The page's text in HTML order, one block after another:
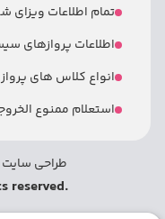
تمام اطلاعات ویزای
اطلاعات پروازهای
انواع کلاس های
استعلام ممنوع
طراحی سایت
.Mehrparvaz. All rights reserved